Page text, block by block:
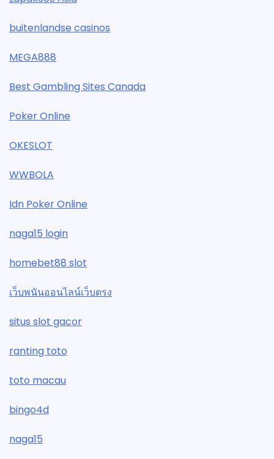
buitenlandse casinos
MEGA888
Best Gambling Sites Canada
Poker Online
OKESLOT
WWBOLA
Idn Poker Online
naga15 login
homebet88 slot
เว็บพนันออนไลน์เว็บตรง
situs slot gacor
ranting toto
toto macau
bingo4d
naga15